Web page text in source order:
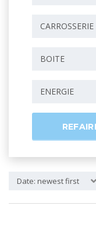
CARROSSERIE
BOITE
ENERGIE
Date: newest first